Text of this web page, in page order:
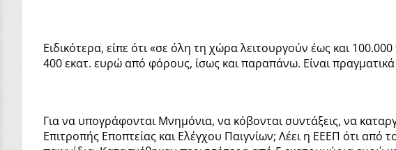
Ειδικότερα, είπε ότι «σε όλη τη χώρα λειτουργούν έως και
400 εκατ. ευρώ από φόρους, ίσως και παραπάνω. Είναι
Για να υπογράφονται Μνημόνια, να κόβονται συντάξεις, να
Επιτροπής Εποπτείας και Ελέγχου Παιγνίων; Λέει η ΕΕΕΠ ότι